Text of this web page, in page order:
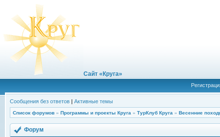
Сайт «Круга»
Сообщения без ответов | Активные темы
Список форумов » Программы и проекты Круга » ТурКлуб Круга » Весенние
Форум